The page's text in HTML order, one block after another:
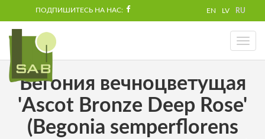
ПОДПИШИТЕСЬ НА НАС: EN LV RU
Toggle
Бегония вечноцветущая
'Ascot Bronze Deep Rose'
(Begonia semperflorens